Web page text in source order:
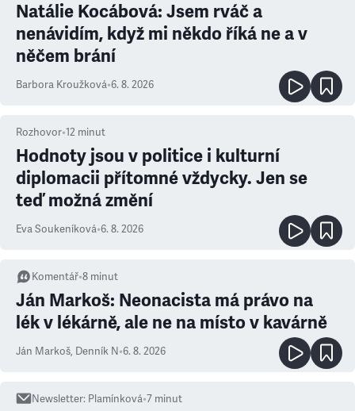
Natálie Kocábová: Jsem rváč a
nenávidím, když mi někdo říká ne a v
něčem brání
Barbora Kroužková•6. 8. 2026
Rozhovor•12 minut
Hodnoty jsou v politice i kulturní
diplomacii přítomné vždycky. Jen se
teď možná změní
Eva Soukeníková•6. 8. 2026
Komentář•8 minut
Ján Markoš: Neonacista má právo na
lék v lékárně, ale ne na místo v kavárně
Ján Markoš, Denník N•6. 8. 2026
Newsletter: Plamínková•7 minut